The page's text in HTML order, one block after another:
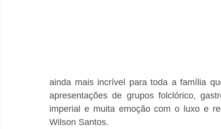
ainda mais incrível para toda a família
apresentações de grupos folclórico,
imperial e muita emoção com o luxo e
Wilson Santos.